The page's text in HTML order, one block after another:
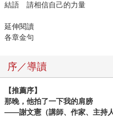
結語 請相信自己的力量
延伸閱讀
各章金句
序／導讀
【推薦序】
那晚，他拍了一下我的肩膀
——謝文憲（講師、作家、主持人